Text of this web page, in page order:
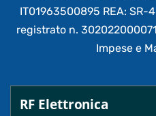
IT01963500895 REA: SR-
registrato n.
Impese e
RF Elettronica